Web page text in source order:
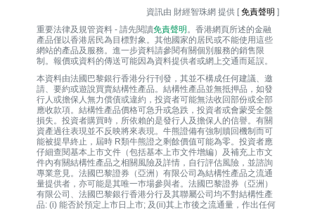
資訊由 財經智珠網 提供 [免責聲明 ]
重要法律及規管資料 - 請先閱讀免責聲明 。香港網頁所述的金融
產品僅以香港居民為目標對象。其他國家的居民或不能使用這些
網站的產品及服務。進一步資料請參閱有關個別服務的銷售限
制。報價或資料的傳送可能因為資料提供者或網上交通而延誤。
本資料由法國巴黎銀行香港分行刊發，其並不構成任何建議、邀
請、要約或遊說買賣結構性產品。結構性產品並無抵押品，如發
行人或擔保人無力償債或違約，投資者可能無法收回部份或全部
應收款項。結構性產品價格可急升或急跌，投資者或會蒙受全盤
損失。投資者購買時，所依賴的是發行人及擔保人的信譽。有關
資產過往表現並不反映將來表現。牛熊證備有強制贖回機制而可
能被提早終止，屆時 R類牛熊證之剩餘價值可能為零。投資者應
仔細查閱基本上市文件（包括基本上市文件增編）及補充上市文
件內有關結構性產品之相關風險及詳情，自行評估風險，並諮詢
專業意見。法國巴黎證券（亞洲）有限公司為結構性產品之流通
量提供者，亦可能是其唯一巿場參與者。法國巴黎證券（亞洲）
有限公司、法國巴黎銀行香港分行及其聯屬公司均不對結構性產
品: (i) 能否於預定上市日上市; 及(ii)其上市後之流通量，作出任何